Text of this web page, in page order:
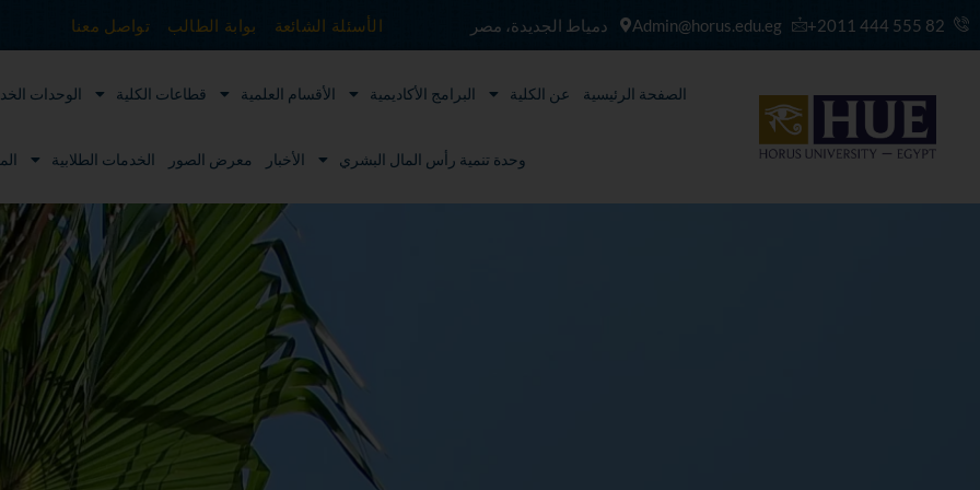
تخطي
إلى
82 555 444 2011+
Admin@horus.edu.eg دمياط الجديدة، مصر الأسئلة الشائعة بوابة الطالب تواصل معنا
الصفحة الرئيسية عن الكلية البرامج الأكاديمية الأقسام العلمية قطاعات الكلية الوحدات
وحدة تنمية رأس المال البشري الأخبار معرض الصور الخدمات الطلابية